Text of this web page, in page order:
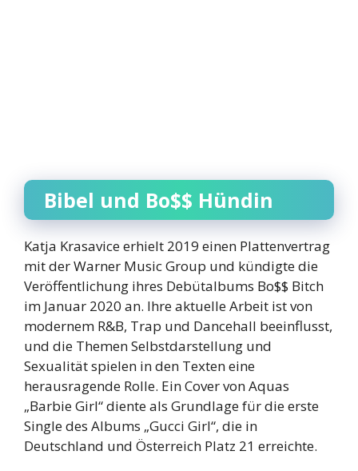
Bibel und Bo$$ Hündin
Katja Krasavice erhielt 2019 einen Plattenvertrag
mit der Warner Music Group und kündigte die
Veröffentlichung ihres Debütalbums Bo$$ Bitch
im Januar 2020 an. Ihre aktuelle Arbeit ist von
modernem R&B, Trap und Dancehall beeinflusst,
und die Themen Selbstdarstellung und
Sexualität spielen in den Texten eine
herausragende Rolle. Ein Cover von Aquas
„Barbie Girl“ diente als Grundlage für die erste
Single des Albums „Gucci Girl“, die in
Deutschland und Österreich Platz 21 erreichte.